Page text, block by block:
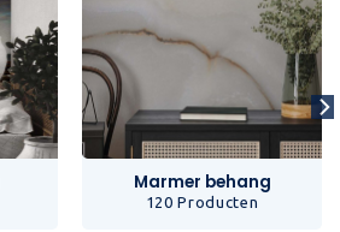
Marmer behang
120 Producten